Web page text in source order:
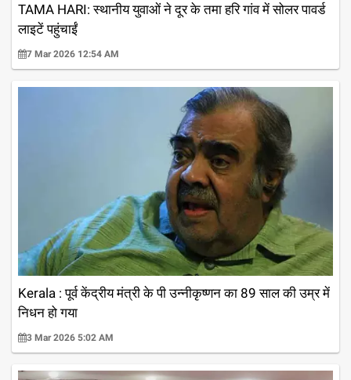
TAMA HARI: स्थानीय युवाओं ने दूर के तमा हरि गांव में सोलर पावर्ड
लाइटें पहुंचाईं
7 Mar 2026 12:54 AM
Kerala : पूर्व केंद्रीय मंत्री के पी उन्नीकृष्णन का 89 साल की उम्र में
निधन हो गया
3 Mar 2026 5:02 AM